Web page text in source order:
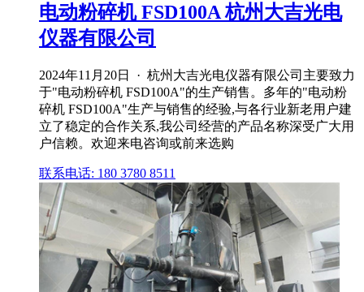
电动粉碎机 FSD100A 杭州大吉光电
仪器有限公司
2024年11月20日 · 杭州大吉光电仪器有限公司主要致力
于"电动粉碎机 FSD100A"的生产销售。多年的"电动粉
碎机 FSD100A"生产与销售的经验,与各行业新老用户建
立了稳定的合作关系,我公司经营的产品名称深受广大用
户信赖。欢迎来电咨询或前来选购
联系电话: 180 3780 8511